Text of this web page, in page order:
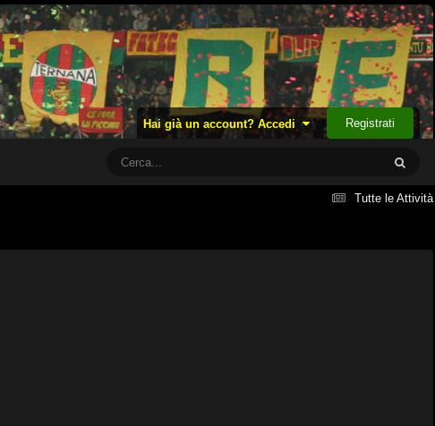
Hai già un account? Accedi Registrati
Tutte le Attività